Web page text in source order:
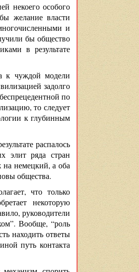
некоего особого
желание власти
и
бы общество
в результате
к чуждой модели
задолго
по
то следует
к глубинным
распалось
элит ряда стран
на немецкий, а оба
общества.
что только
некоторую
руководители
Вообще, “роль
находить ответы
путь контакта